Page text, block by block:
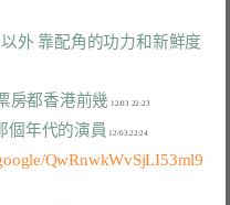
外 靠配角的功力和新鮮度
房都香港前幾 12/03 22:23
個年代的演員
QwRnwkWvSjLI53ml9